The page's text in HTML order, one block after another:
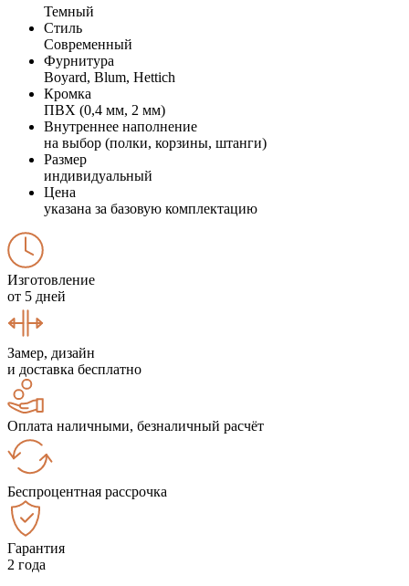
Темный
Стиль
Современный
Фурнитура
Boyard, Blum, Hettich
Кромка
ПВХ (0,4 мм, 2 мм)
Внутреннее наполнение
на выбор (полки, корзины, штанги)
Размер
индивидуальный
Цена
указана за базовую комплектацию
Изготовление
от 5 дней
Замер, дизайн
и доставка бесплатно
Оплата наличными, безналичный расчёт
Беспроцентная рассрочка
Гарантия
2 года